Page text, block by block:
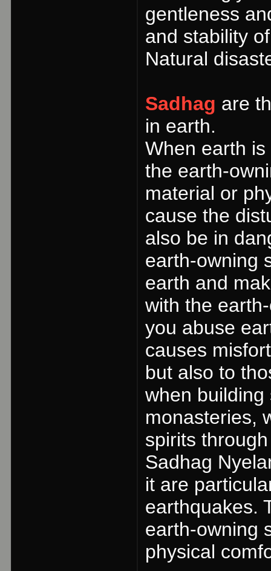
gentleness
and stability
Natural
Sadhag are
in earth.
When earth
the earth-
material or
cause the
also be in
earth-owning
earth and
with the
you abuse
causes
but also to
when
monasteries,
spirits
Sadhag
it are
earthquakes.
earth-owning
physical